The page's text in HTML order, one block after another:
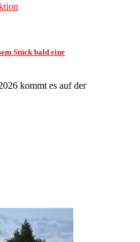
Stück bald eine
kommt es auf der